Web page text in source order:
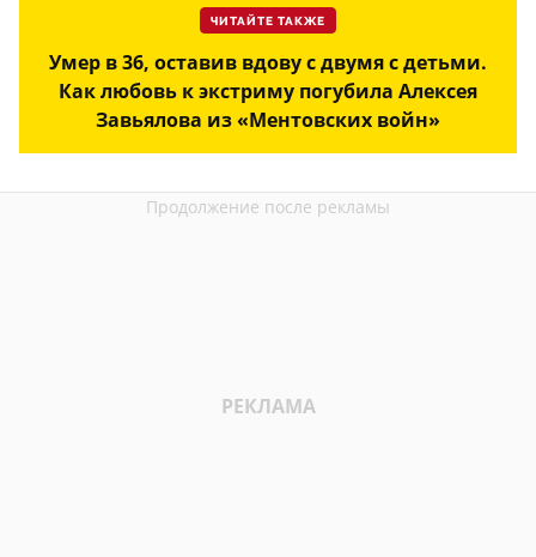
ЧИТАЙТЕ ТАКЖЕ
Умер в 36, оставив вдову с двумя с детьми.
Как любовь к экстриму погубила Алексея
Завьялова из «Ментовских войн»